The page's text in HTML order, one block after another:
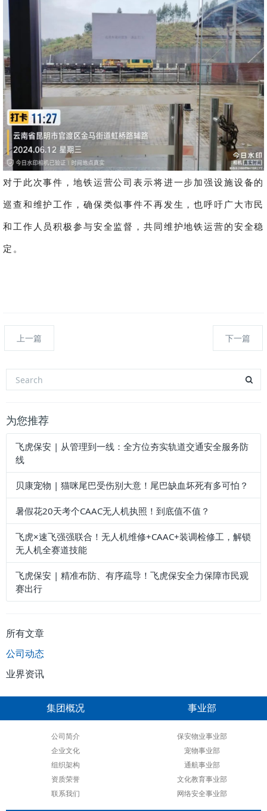
对于此次事件，地铁运营公司表示将进一步加强设施设备的
巡查和维护工作，确保类似事件不再发生，也呼吁广大市民
和工作人员积极参与安全监督，共同维护地铁运营的安全稳
定。
上一篇 下一篇
为您推荐
飞虎保安 | 从管理到一线：全方位夯实轨道交通安全服务防
线
贝康宠物 | 猫咪尾巴受伤别大意！尾巴缺血坏死有多可怕？
暑假花20天考个CAAC无人机执照！到底值不值？
飞虎×速飞强强联合！无人机维修+CAAC+装调检修工，解锁
无人机全赛道技能
飞虎保安 | 精准布防、有序疏导！飞虎保安全力保障市民观
赛出行
所有文章
公司动态
业界资讯
集团概况
公司简介
企业文化
组织架构
资质荣誉
联系我们
事业部
保安物业事业部
宠物事业部
通航事业部
文化教育事业部
网络安全事业部